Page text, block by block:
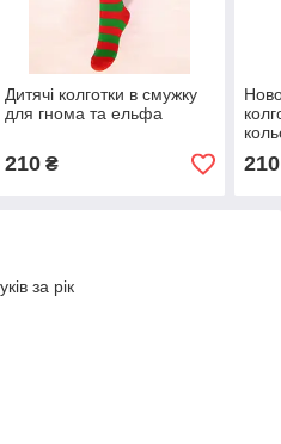
Дитячі колготки в смужку
для гнома та ельфа
210₴ 210
за рік